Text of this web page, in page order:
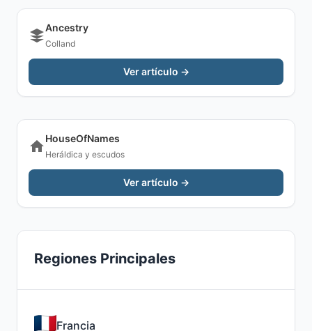
Ancestry
Colland
Ver artículo →
HouseOfNames
Heráldica y escudos
Ver artículo →
Regiones Principales
Francia